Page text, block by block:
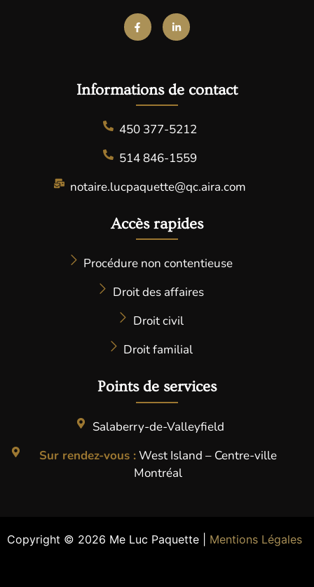
Informations de contact ​
450 377-5212
514 846-1559
notaire.lucpaquette@qc.aira.com
Accès rapides
Procédure non contentieuse
Droit des affaires
Droit civil
Droit familial
Points de services ​
Salaberry-de-Valleyfield
Sur rendez-vous :West Island – Centre-ville
Montréal
Copyright © 2026 Me Luc Paquette | Mentions Légales